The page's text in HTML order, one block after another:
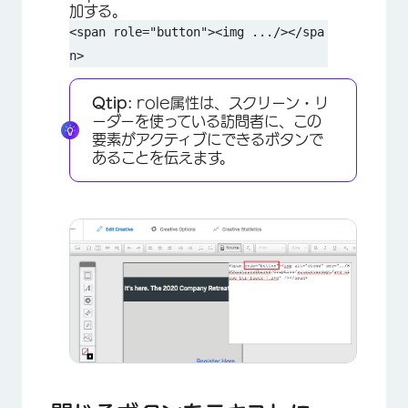
加する。
<span role="button"><img .../></spa
n>
Qtip: role属性は、スクリーン・リ
ーダーを使っている訪問者に、この
要素がアクティブにできるボタンで
あることを伝えます。